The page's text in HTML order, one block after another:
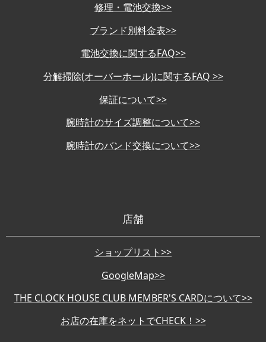
修理・電池交換>>
ブランド別料金表>>
電池交換に関するFAQ>>
分解掃除(オーバーホール)に関するFAQ >>
保証について>>
腕時計のサイズ調整について>>
腕時計のバンド交換について>>
店舗
ショップリスト>>
GoogleMap>>
THE CLOCK HOUSE CLUB MEMBER'S CARDについて>>
お店の在庫をネットでCHECK！>>